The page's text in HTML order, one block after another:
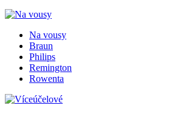
Na vousy
Braun
Philips
Remington
Rowenta